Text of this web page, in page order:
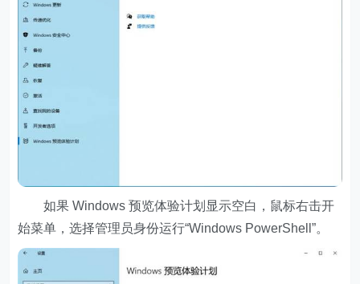
如果 Windows 预览体验计划显示空白，鼠标右击开
始菜单，选择管理员身份运行“Windows PowerShell”。